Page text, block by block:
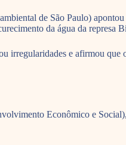
de São Paulo)
da água da represa
irregularidades e afirmou
Econômico e